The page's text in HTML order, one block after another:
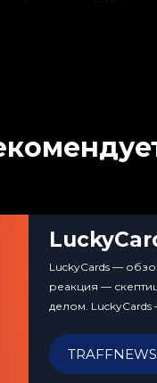
LuckyCards —
реакция —
делом.